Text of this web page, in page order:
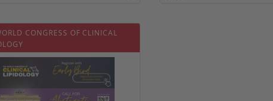
CONGRESS OF CLINICAL